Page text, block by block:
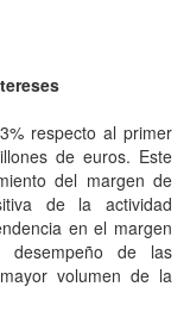
respecto al primer
de euros. Este
del margen de
de la actividad
en el margen
de las
volumen de la